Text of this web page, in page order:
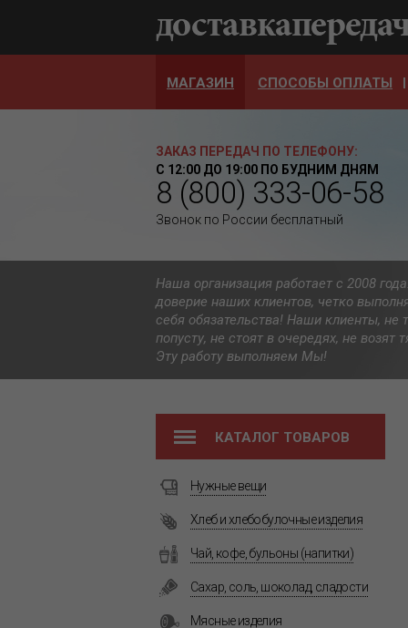
МАГАЗИН СПОСОБЫ ОПЛАТЫ
ЗАКАЗ ПЕРЕДАЧ ПО ТЕЛЕФОНУ:
С 12:00 ДО 19:00 ПО БУДНИМ ДНЯМ
8 (800) 333-06-58
Звонок по России бесплатный
Наша организация работает с 2008
доверие наших клиентов, четко
себя обязательства! Наши клиенты, не
попусту, не стоят в очередях, не возят
Эту работу выполняем Мы!
КАТАЛОГ ТОВАРОВ
Нужные вещи
Хлеб и хлебобулочные изделия
Чай, кофе, бульоны (напитки)
Сахар, соль, шоколад, сладости
Мясные изделия